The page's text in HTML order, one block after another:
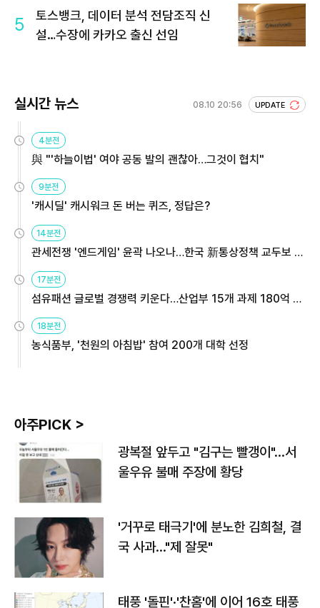
5
토스뱅크, 데이터 분석 전담조직 신
설…수장에 카카오 출신 선임
실시간 뉴스 08.10 20:56 UPDATE
4분전
與 "'하늘이법' 여야 공동 발의 괜찮아…그것이 협치"
9분전
'캐시딜' 캐시워크 돈 버는 퀴즈, 정답은?
14분전
관세전쟁 '엔드게임' 윤곽 나오나…한국 新통상정책 교두보 활
17분전
섬유패션 글로벌 경쟁력 키운다…산업부 15개 과제 180억 지
18분전
농식품부, '천원의 아침밥' 참여 200개 대학 선정
아주PICK >
광복절 앞두고 "김구는 빨갱이"…서
울우유 불매 주장에 황당
'거꾸로 태극기'에 분노한 김희철, 결
국 사과…"제 잘못"
태풍 '돌핀'·'찬홈'에 이어 16호 태풍